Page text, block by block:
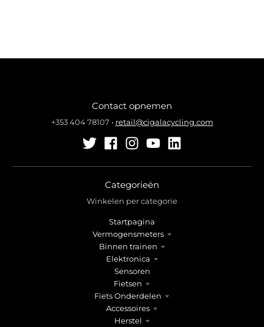
Contact opnemen
+353 404 78107 • retail@cigalacycling.com
Categorieën
Winkelen per categorie
Startpagina
Vermogensmeters
Binnen trainen
Elektronica
Sensoren
Fietsen
Fiets Onderdelen
Accessoires
Herstel